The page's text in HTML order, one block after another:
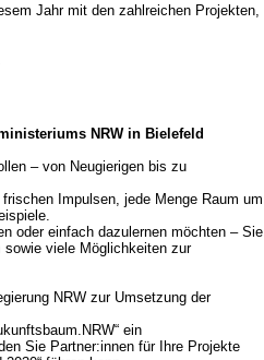
Jahr mit den zahlreichen Projekten,
NRW in Bielefeld
– von Neugierigen bis zu
Impulsen, jede Menge Raum um
oder einfach dazulernen möchten – Sie
sowie viele Möglichkeiten zur
NRW zur Umsetzung der
ein
Sie Partner:innen für Ihre Projekte